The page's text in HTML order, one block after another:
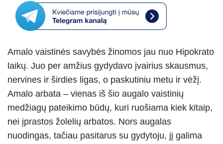
at
s
p
p
er e
gr
m
ss
e
g
er
c
e
o
o
k
ar
e
Amalo vaistinės savybės žinomos jau nuo Hipokrato
laikų. Juo per amžius gydydavo įvairius skausmus,
nervines ir širdies ligas, o paskutiniu metu ir vėžį.
Amalo arbata – vienas iš šio augalo vaistinių
medžiagų pateikimo būdų, kuri ruošiama kiek kitaip,
nei įprastos žolelių arbatos. Nors augalas
nuodingas, tačiau pasitarus su gydytoju, jį galima